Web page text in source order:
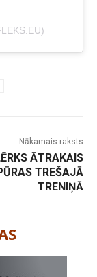
Nākamais raksts
ĀTRAKAIS
TREŠAJĀ
TRENIŅĀ